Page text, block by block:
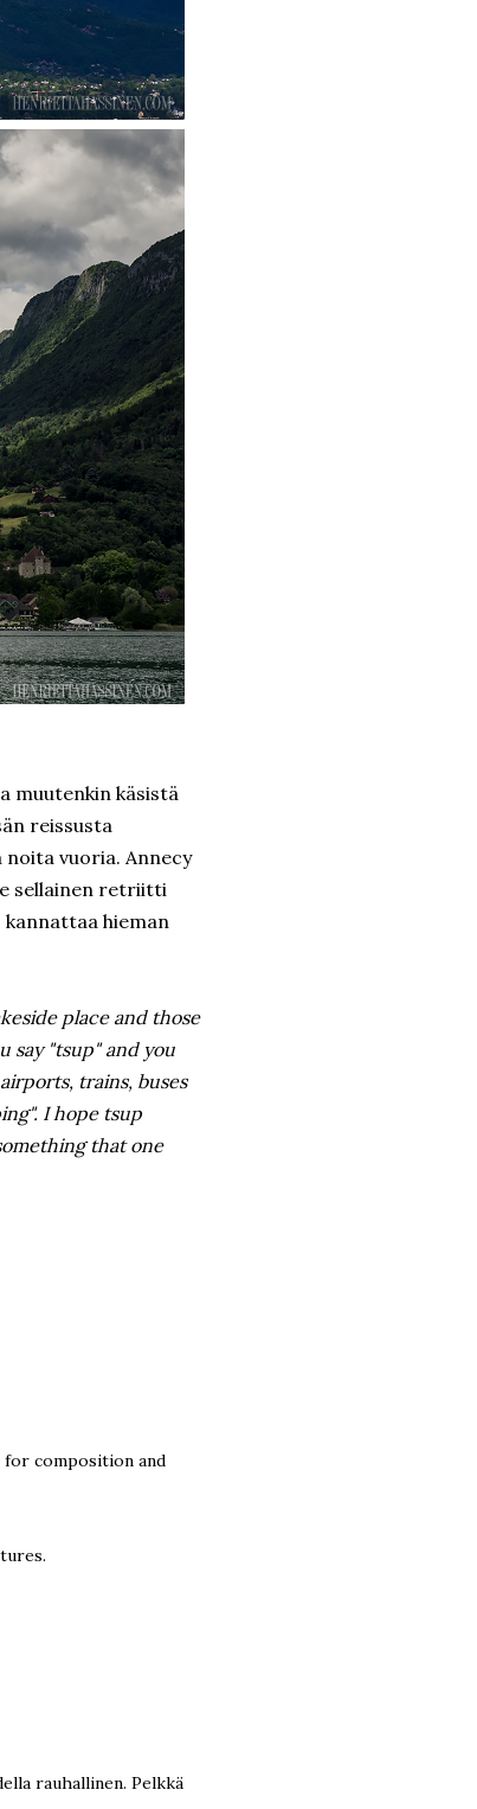
muutenkin käsistä
reissusta
noita vuoria. Annecy
sellainen retriitti
hieman
place and those
say "tsup" and you
trains, buses
I hope tsup
that one
for composition and
rauhallinen. Pelkkä